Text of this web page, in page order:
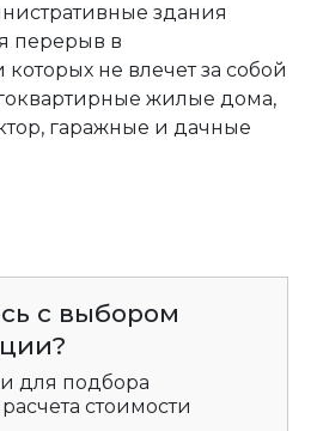
здания
перерыв в
не влечет за собой
жилые дома,
гаражные и дачные
с выбором
для подбора
стоимости